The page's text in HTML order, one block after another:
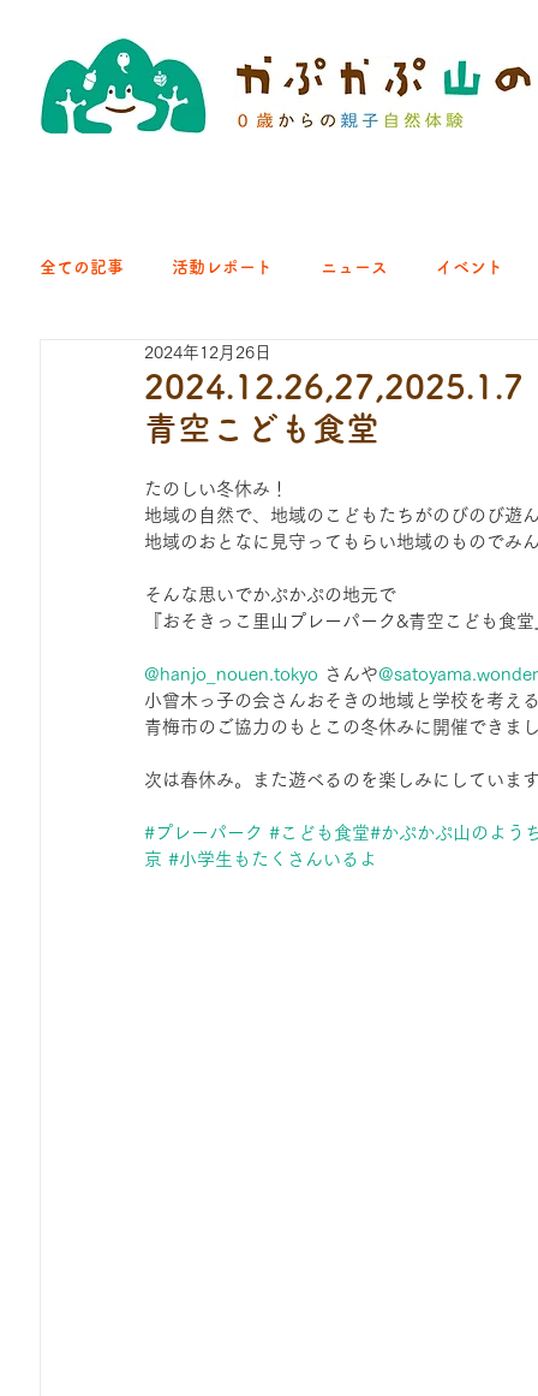
全ての記事 活動レポート ニュース イベント
クラブ｜くらす森
ひろば｜おそきっこ里山プレイパーク＆青空こども食堂
ボランティア養成講座 報告 わくわく山 の
2024.12.26,27,2025.1.7
青空こども食堂
2024年12月26日
たのしい冬休み！
地域の自然で、地域のこどもたちがのびのび遊
地域のおとなに見守ってもらい地域のものでみ
そんな思いでかぷかぷの地元で
『おそきっこ里山プレーパーク&青空こども食
@hanjo_ nouen.tokyo さんや
小曾木っ子の会さんおそきの地域と学校を考え
青梅市のご協力のもとこの冬休みに開催できま
次は春休み。また遊べるのを楽しみにしていま
#プレーパーク #こども食堂#かぷかぷ山のよう
京 #小学生もたくさんいるよ